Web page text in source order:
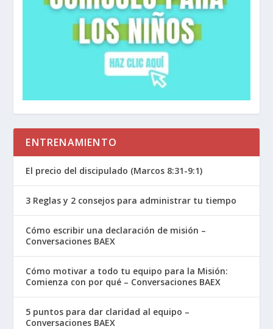
ENTRENAMIENTO
El precio del discipulado (Marcos 8:31-9:1)
3 Reglas y 2 consejos para administrar tu tiempo
Cómo escribir una declaración de misión –
Conversaciones BAEX
Cómo motivar a todo tu equipo para la Misión:
Comienza con por qué – Conversaciones BAEX
5 puntos para dar claridad al equipo –
Conversaciones BAEX